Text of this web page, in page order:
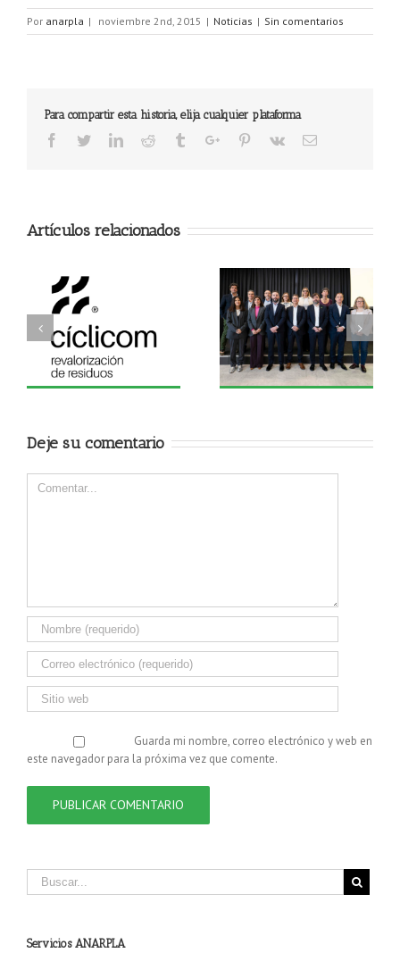
Por anarpla | noviembre 2nd, 2015 | Noticias | Sin comentarios
Para compartir esta historia, elija cualquier plataforma
Facebook
TwitterLinkedinReddit TumblrGoogle+Pinterest
Vk Email
Artículos relacionados
ANARPLA presenta la
Estrategia 2026–2030
Estrategia del Sector del
Reciclado de Plásticos
2026–2030
Deje su comentario
Comentar
Guarda mi nombre, correo electrónico y web en
este navegador para la próxima vez que comente.
Servicios ANARPLA